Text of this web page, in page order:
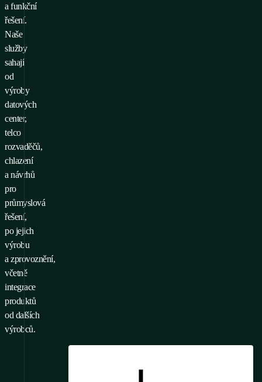
a funkční
řešení.
Naše
služby
sahají
od
výroby
datových
center,
telco
rozvaděčů,
chlazení
a návrhů
pro
průmyslová
řešení,
po jejich
výrobu
a zprovoznění,
včetně
integrace
produktů
od dalších
výrobců.